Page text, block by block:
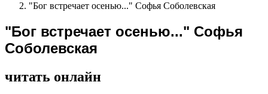
"Бог встречает осенью..." Софья Соболевская
"Бог встречает осенью..." Софья
Соболевская
читать онлайн